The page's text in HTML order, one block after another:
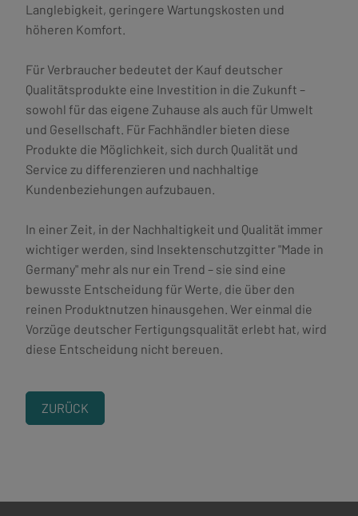
ZURÜCK
Langlebigkeit, geringere Wartungskosten und
höheren Komfort.
Für Verbraucher bedeutet der Kauf deutscher
Qualitätsprodukte eine Investition in die Zukunft –
sowohl für das eigene Zuhause als auch für Umwelt
und Gesellschaft. Für Fachhändler bieten diese
Produkte die Möglichkeit, sich durch Qualität und
Service zu differenzieren und nachhaltige
Kundenbeziehungen aufzubauen.
In einer Zeit, in der Nachhaltigkeit und Qualität immer
wichtiger werden, sind Insektenschutzgitter "Made in
Germany" mehr als nur ein Trend – sie sind eine
bewusste Entscheidung für Werte, die über den
reinen Produktnutzen hinausgehen. Wer einmal die
Vorzüge deutscher Fertigungsqualität erlebt hat, wird
diese Entscheidung nicht bereuen.